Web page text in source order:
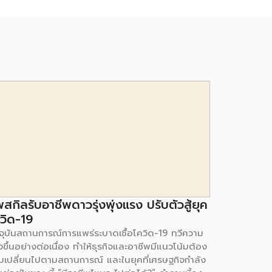
กิลรับอาชีพดาวรุ่งพุ่งแรง ปรับตัวสู้ยุค
ด-19
บันสถานการณ์การแพร่ระบาดเชื้อโควิด-19 ทวีความ
ขึ้นอย่างต่อเนื่อง ทำให้ธุรกิจและอาชีพมีแนวโน้มต้อง
เปลี่ยนไปตามสถานการณ์ และในยุคที่เศรษฐกิจกำลัง